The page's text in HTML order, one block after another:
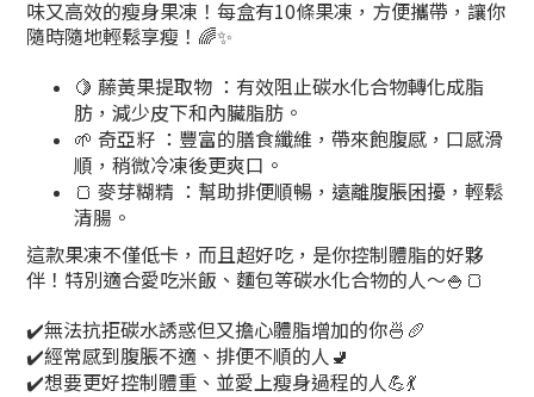
味又高效的瘦身果凍！每盒有10條果凍，方便攜帶，讓你
隨時隨地輕鬆享瘦！🌈✨
🍋 藤黃果提取物 ：有效阻止碳水化合物轉化成脂
肪，減少皮下和內臟脂肪。
🌱 奇亞籽 ：豐富的膳食纖維，帶來飽腹感，口感滑
順，稍微冷凍後更爽口。
🍞 麥芽糊精 ：幫助排便順暢，遠離腹脹困擾，輕鬆
清腸。
這款果凍不僅低卡，而且超好吃，是你控制體脂的好夥
伴！特別適合愛吃米飯、麵包等碳水化合物的人～🍚🍞
✔️無法抗拒碳水誘惑但又擔心體脂增加的你🍜🥖
✔️經常感到腹脹不適、排便不順的人🚽
✔️想要更好控制體重、並愛上瘦身過程的人💪💃